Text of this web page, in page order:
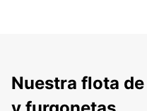
Nuestra flota